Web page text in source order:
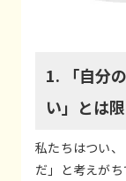
1. 「自分
い」とは
私たちはつい
だ」と考えが